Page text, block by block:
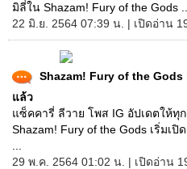
มิลี่ใน Shazam! Fury of the Gods ...
22 มิ.ย. 2564 07:39 น. | เปิดอ่าน
Shazam! Fury of the Gods
แล้ว
แซ็คคารี่ ลีวาย โพส IG อัปเดตให้
Shazam! Fury of the Gods เริ่มเ
29 พ.ค. 2564 01:02 น. | เปิดอ่าน